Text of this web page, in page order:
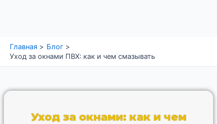
Главная
Блог
Уход за окнами ПВХ: как и чем смазывать
Уход за окнами: как и чем